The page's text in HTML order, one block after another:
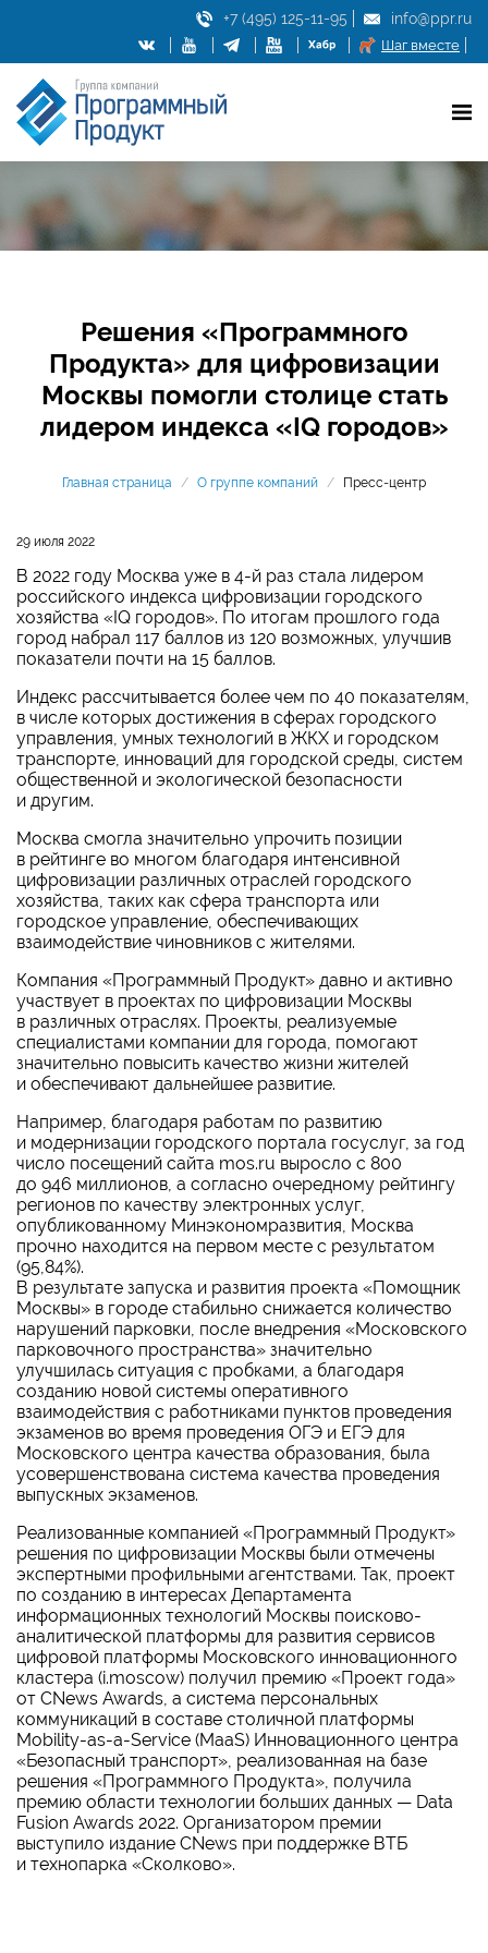
+7 (495) 125-11-95 info@ppr.ru
Шаг вместе
Решения «Программного
Продукта» для цифровизации
Москвы помогли столице стать
лидером индекса «IQ городов»
Главная страница / О группе компаний / Пресс-центр
29 июля 2022
В 2022 году Москва уже в 4-й раз стала лидером
российского индекса цифровизации городского
хозяйства «IQ городов». По итогам прошлого года
город набрал 117 баллов из 120 возможных, улучшив
показатели почти на 15 баллов.
Индекс рассчитывается более чем по 40 показателям,
в числе которых достижения в сферах городского
управления, умных технологий в ЖКХ и городском
транспорте, инноваций для городской среды, систем
общественной и экологической безопасности
и другим.
Москва смогла значительно упрочить позиции
в рейтинге во многом благодаря интенсивной
цифровизации различных отраслей городского
хозяйства, таких как сфера транспорта или
городское управление, обеспечивающих
взаимодействие чиновников с жителями.
Компания «Программный Продукт» давно и активно
участвует в проектах по цифровизации Москвы
в различных отраслях. Проекты, реализуемые
специалистами компании для города, помогают
значительно повысить качество жизни жителей
и обеспечивают дальнейшее развитие.
Например, благодаря работам по развитию
и модернизации городского портала госуслуг, за год
число посещений сайта mos.ru выросло с 800
до 946 миллионов, а согласно очередному рейтингу
регионов по качеству электронных услуг,
опубликованному Минэкономразвития, Москва
прочно находится на первом месте с результатом
(95,84%).
В результате запуска и развития проекта «Помощник
Москвы» в городе стабильно снижается количество
нарушений парковки, после внедрения «Московского
парковочного пространства» значительно
улучшилась ситуация с пробками, а благодаря
созданию новой системы оперативного
взаимодействия с работниками пунктов проведения
экзаменов во время проведения ОГЭ и ЕГЭ для
Московского центра качества образования, была
усовершенствована система качества проведения
выпускных экзаменов.
Реализованные компанией «Программный Продукт»
решения по цифровизации Москвы были отмечены
экспертными профильными агентствами. Так, проект
по созданию в интересах Департамента
информационных технологий Москвы поисково-
аналитической платформы для развития сервисов
цифровой платформы Московского инновационного
кластера (i.moscow) получил премию «Проект года»
от CNews Awards, а система персональных
коммуникаций в составе столичной платформы
Mobility-as-a-Service (MaaS) Инновационного центра
«Безопасный транспорт», реализованная на базе
решения «Программного Продукта», получила
премию области технологии больших данных — Data
Fusion Awards 2022. Организатором премии
выступило издание CNews при поддержке ВТБ
и технопарка «Сколково».